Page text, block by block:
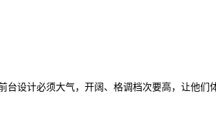
设计必须大气，开阔、格调档次要高，让他们